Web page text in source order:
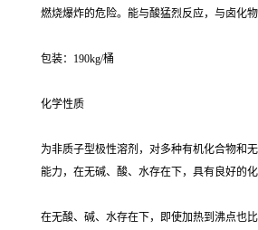
燃烧爆炸的危险。能与酸猛烈反应，与卤化物
包装：190kg/桶
化学性质
为非质子型极性溶剂，对多种有机化合物和
能力，在无碱、酸、水存在下，具有良好的化
在无酸、碱、水存在下，即使加热到沸点也